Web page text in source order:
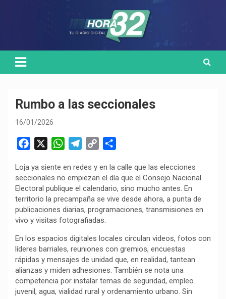
Rumbo a las seccionales
16/01/2026
c
e
b
o
o
k
W
a
t
s
A
p
p
l
e
g
r
a
m
p
y
L
i
n
k
m
p
a
r
i
r
Loja ya siente en redes y en la calle que las elecciones
seccionales no empiezan el día que el Consejo Nacional
Electoral publique el calendario, sino mucho antes. En
territorio la precampaña se vive desde ahora, a punta de
publicaciones diarias, programaciones, transmisiones en
vivo y visitas fotografiadas.
En los espacios digitales locales circulan videos, fotos con
líderes barriales, reuniones con gremios, encuestas
rápidas y mensajes de unidad que, en realidad, tantean
alianzas y miden adhesiones. También se nota una
competencia por instalar temas de seguridad, empleo
juvenil, agua, vialidad rural y ordenamiento urbano. Sin